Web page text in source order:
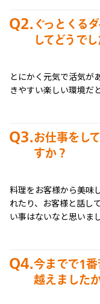
ぐっとくる
してどうで
Q2.
とにかく元気で活気が
きやすい楽しい環境だ
お仕事をし
すか？
Q3.
料理をお客様から美味
れたり、お客様と話し
い事はないなと思いま
今までで1
越えました
Q4.